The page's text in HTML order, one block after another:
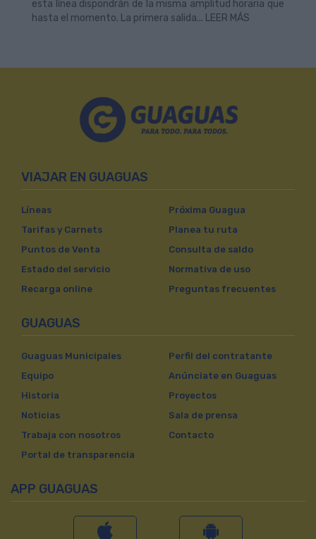
esta línea dispondrán de la misma amplitud horaria que
hasta el momento. La primera salida... LEER MÁS
VIAJAR EN GUAGUAS
Líneas
Tarifas y Carnets
Puntos de Venta
Estado del servicio
Recarga online
Próxima Guagua
Planea tu ruta
Consulta de saldo
Normativa de uso
Preguntas frecuentes
GUAGUAS
Guaguas Municipales
Equipo
Historia
Noticias
Trabaja con nosotros
Portal de transparencia
Perfil del contratante
Anúnciate en Guaguas
Proyectos
Sala de prensa
Contacto
APP GUAGUAS